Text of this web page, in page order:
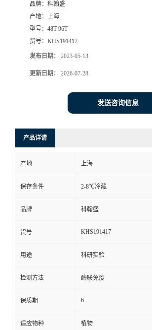
品牌： 科翰盛
产地： 上海
型号： 48T 96T
货号： KHS191417
发布日期： 2023-05-13
更新日期： 2026-07-28
发送咨询信息
产品详请
产地 上海
保存条件 2-8℃冷藏
品牌 科翰盛
货号 KHS191417
用途 科研实验
检测方法 酶联免疫
保质期 6
适应物种 植物